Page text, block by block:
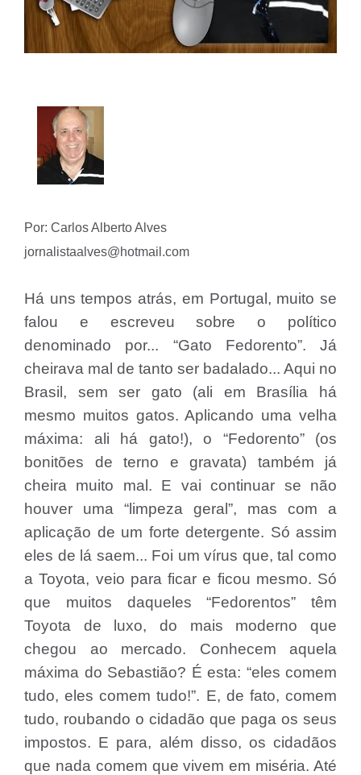
Por: Carlos Alberto Alves
jornalistaalves@hotmail.com
Há uns tempos atrás, em Portugal, muito se
falou e escreveu sobre o político
denominado por... “Gato Fedorento”. Já
cheirava mal de tanto ser badalado... Aqui no
Brasil, sem ser gato (ali em Brasília há
mesmo muitos gatos. Aplicando uma velha
máxima: ali há gato!), o “Fedorento” (os
bonitões de terno e gravata) também já
cheira muito mal. E vai continuar se não
houver uma “limpeza geral”, mas com a
aplicação de um forte detergente. Só assim
eles de lá saem... Foi um vírus que, tal como
a Toyota, veio para ficar e ficou mesmo. Só
que muitos daqueles “Fedorentos” têm
Toyota de luxo, do mais moderno que
chegou ao mercado. Conhecem aquela
máxima do Sebastião? É esta: “eles comem
tudo, eles comem tudo!”. E, de fato, comem
tudo, roubando o cidadão que paga os seus
impostos. E para, além disso, os cidadãos
que nada comem que vivem em miséria. Até